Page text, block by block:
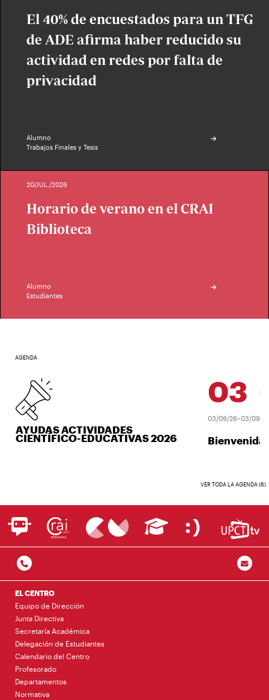
El 40% de encuestados para un TFG
de ADE afirma haber reducido su
actividad en redes por falta de
privacidad
Alumno
Trabajos Finales y Tesis
20/JUL./2026
Horario de verano en el CRAI
Biblioteca
Alumno
Estudiantes
AGENDA
AYUDAS ACTIVIDADES
CIENTÍFICO-EDUCATIVAS 2026
03 SEP.
03/09/26–03/09/26
Bienvenida
VER TODA LA AGENDA (6)
EL CENTRO
Equipo de Dirección
Junta Directiva
Secretaría Académica
Delegación de Estudiantes
Calendario del Centro
Profesorado
Departamentos
Normativa